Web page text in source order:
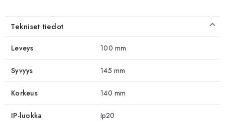
Tekniset tiedot
Leveys 100 mm
Syvyys 145 mm
Korkeus 140 mm
IP-luokka Ip20